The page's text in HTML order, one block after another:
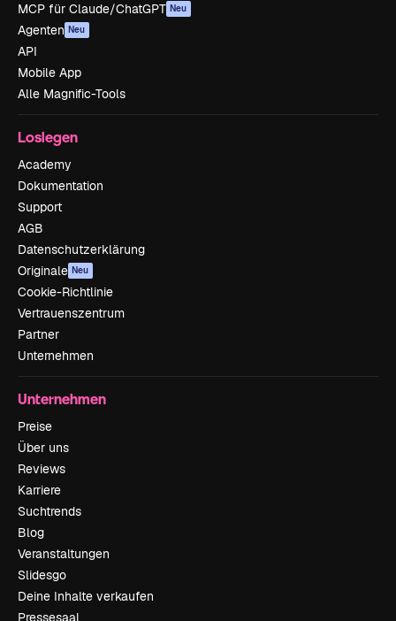
MCP für Claude/ChatGPT Neu
Agenten Neu
API
Mobile App
Alle Magnific-Tools
Loslegen
Academy
Dokumentation
Support
AGB
Datenschutzerklärung
Originale Neu
Cookie-Richtlinie
Vertrauenszentrum
Partner
Unternehmen
Unternehmen
Preise
Über uns
Reviews
Karriere
Suchtrends
Blog
Veranstaltungen
Slidesgo
Deine Inhalte verkaufen
Pressesaal